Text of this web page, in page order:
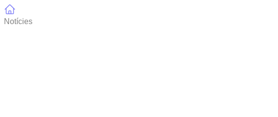
Notícies